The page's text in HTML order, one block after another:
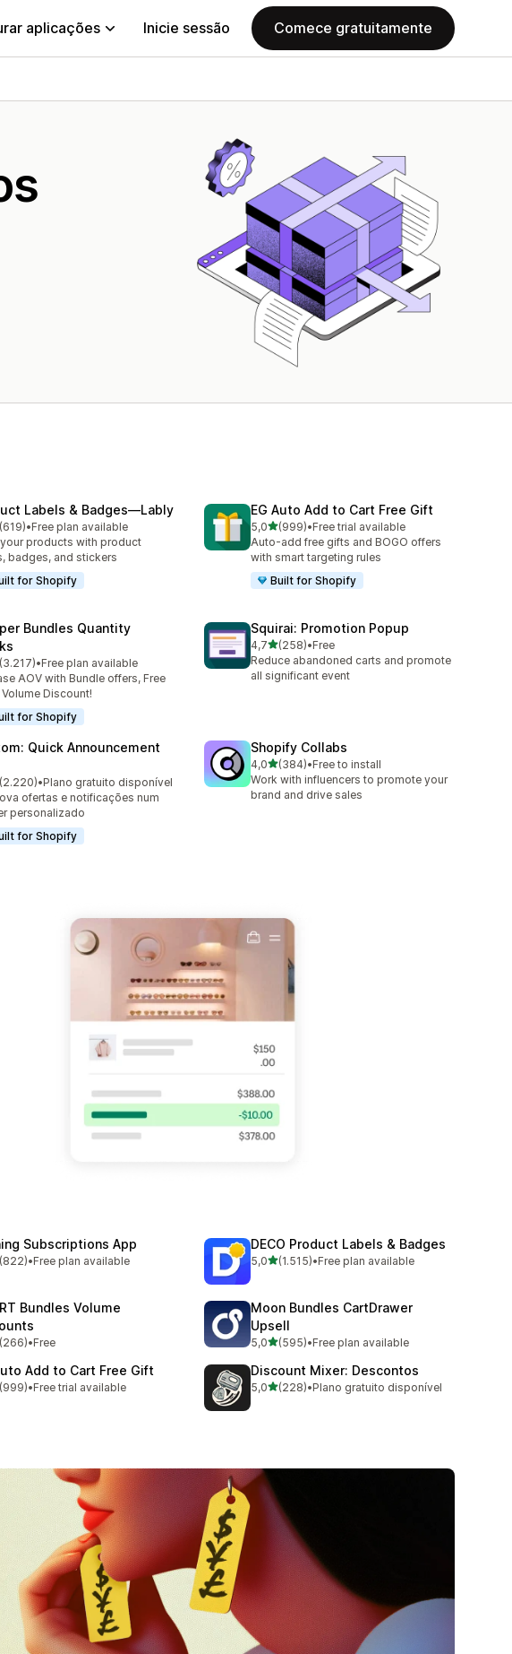
aplicações Inicie sessão Comece gratuitamente
Labels & Badges—Lably
5 estrelas
(619)de avaliações
•Free plan available
products with product
badges, and stickers
for Shopify
EG Auto Add to Cart Free Gift
5,0de 5 estrelas
(999)
999 total de avaliações
•Free trial available
Auto-add free gifts and BOGO offers
with smart targeting rules
Built for Shopify
Bundles Quantity
5 estrelas
(3.217)de avaliações
•Free plan available
AOV with Bundle offers, Free
Volume Discount!
for Shopify
Squirai: Promotion Popup
4,7de 5 estrelas
(258)
258 total de avaliações
•Free
Reduce abandoned carts and promote
all significant event
Quick Announcement
5 estrelas
(2.220)de avaliações
•Plano gratuito disponível
ofertas e notificações num
personalizado
for Shopify
Shopify Collabs
4,0de 5 estrelas
(384)
384 total de avaliações
•Free to install
Work with influencers to promote your
brand and drive sales
Subscriptions App
5 estrelas
(822)de avaliações
•Free plan available
DECO Product Labels & Badges
5,0de 5 estrelas
(1.515)
1515 total de avaliações
•Free plan available
Bundles Volume
5 estrelas
(266)de avaliações
•Free
Moon Bundles CartDrawer
Upsell
5,0de 5 estrelas
(595)
595 total de avaliações
•Free plan available
Add to Cart Free Gift
5 estrelas
(999)de avaliações
•Free trial available
Discount Mixer: Descontos
5,0de 5 estrelas
(228)
228 total de avaliações
•Plano gratuito disponível